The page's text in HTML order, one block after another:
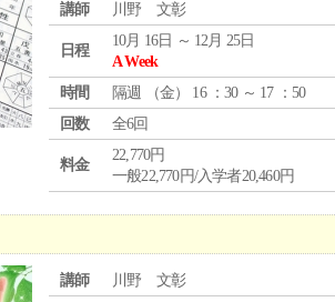
講師 川野 文彰
日程
10月 16日 ～ 12月 25日
A Week
時間
隔週 （金） 16 ：30 ～ 17 ：50
回数
全6回
料金
22,770円
一般22,770円/入学者20,460円
講師 川野 文彰